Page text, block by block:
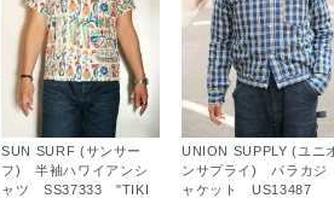
SUN SURF (サンサー
フ) 半袖ハワイアンシ
ャツ SS37333 "TIKI
UNION SUPPLY (ユニ
ンサプライ) パラカジ
ャケット US13487